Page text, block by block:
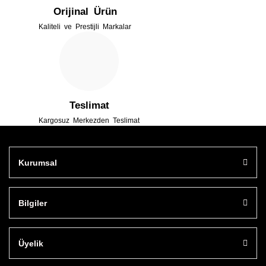
Orijinal Ürün
Kaliteli ve Prestijli Markalar
Teslimat
Kargosuz Merkezden Teslimat
Kurumsal
Bilgiler
Üyelik